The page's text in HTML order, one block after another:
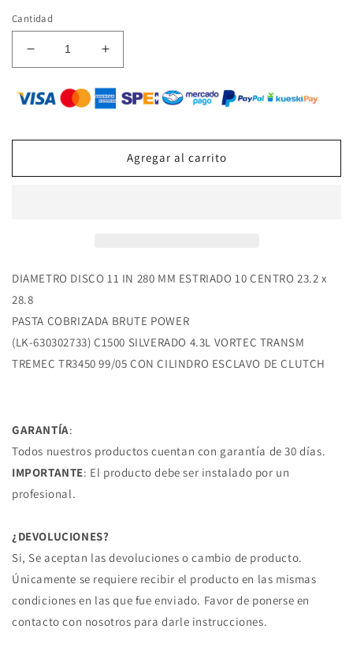
Cantidad
Reducir
cantidad
para
EJ-
-
IN
280
MM
ESTRIADO
10
CENTRO
23.2
PASTA
COBRIZADA
BRUTE
POWER
-
630302733)
C1500
SILVERADO
4.3L
VORTEC
TRANSM
Aumentar
cantidad
para
EJ-
-
IN
280
ESTRIADO
10
23.2
COBRIZADA
BRUTE
630302733)
C1500
4.3L
VORTEC
TRANSM
Agregar al carrito
DIAMETRO DISCO 11 IN 280 MM ESTRIADO 10 CENTRO 23.2 x
28.8
PASTA COBRIZADA BRUTE POWER
(LK-630302733) C1500 SILVERADO 4.3L VORTEC TRANSM
TREMEC TR3450 99/05 CON CILINDRO ESCLAVO DE CLUTCH
GARANTÍA:
Todos nuestros productos cuentan con garantía de 30 días.
IMPORTANTE: El producto debe ser instalado por un
profesional.
¿DEVOLUCIONES?
Si, Se aceptan las devoluciones o cambio de producto.
Únicamente se requiere recibir el producto en las mismas
condiciones en las que fue enviado. Favor de ponerse en
contacto con nosotros para darle instrucciones.